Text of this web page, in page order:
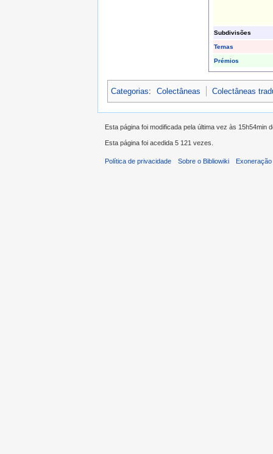
Subdivisões
Temas
Prémios
Categorias: Colectâneas Colectâneas
Esta página foi modificada pela última vez às 15h54min
Esta página foi acedida 5 121 vezes.
Política de privacidade Sobre o Bibliowiki